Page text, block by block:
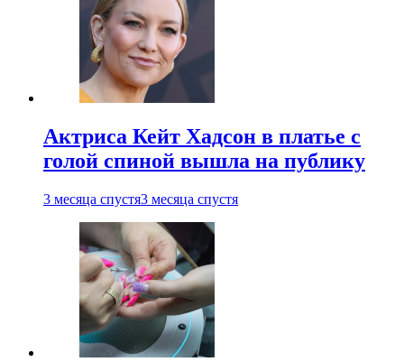
Актриса Кейт Хадсон в платье с
голой спиной вышла на публику
3 месяца спустя3 месяца спустя